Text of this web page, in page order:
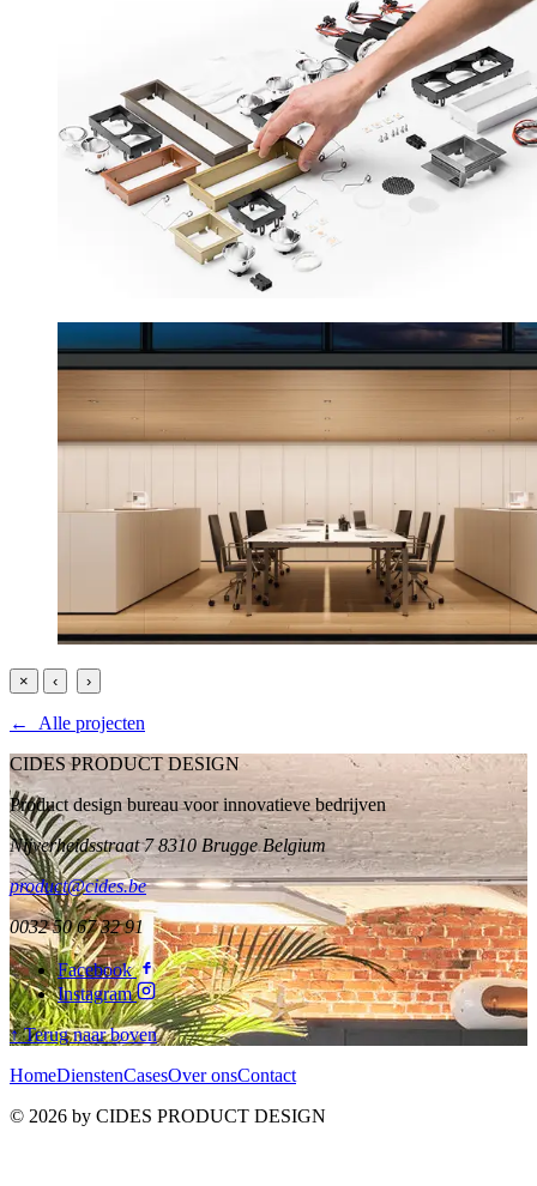
× ‹ ›
← Alle projecten
CIDES PRODUCT DESIGN
Product design bureau voor innovatieve bedrijven
Nijverheidsstraat 7 8310 Brugge Belgium
product@cides.be
0032 50 67 32 91
Facebook
Instagram
↑ Terug naar boven
HomeDienstenCasesOver onsContact
© 2026 by CIDES PRODUCT DESIGN